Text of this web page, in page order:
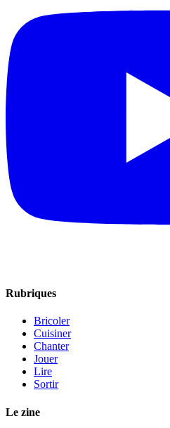
Rubriques
Bricoler
Cuisiner
Chanter
Jouer
Lire
Sortir
Le zine